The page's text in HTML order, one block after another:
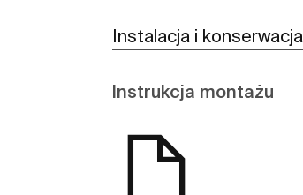
Instalacja i konserwacja
Instrukcja montażu